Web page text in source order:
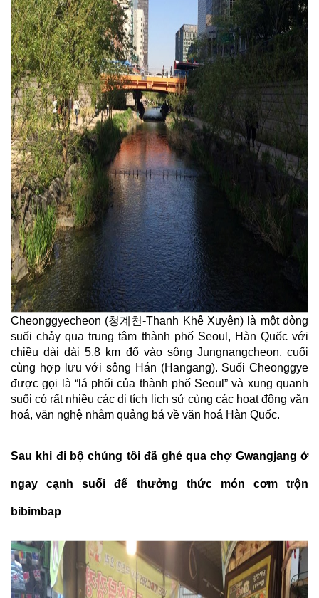
Cheonggyecheon (청계천-Thanh Khê Xuyên) là một dòng
suối chảy qua trung tâm thành phố Seoul, Hàn Quốc với
chiều dài dài 5,8 km đổ vào sông Jungnangcheon, cuối
cùng hợp lưu với sông Hán (Hangang). Suối Cheonggye
được gọi là “lá phổi của thành phố Seoul” và xung quanh
suối có rất nhiều các di tích lịch sử cùng các hoạt động văn
hoá, văn nghệ nhằm quảng bá về văn hoá Hàn Quốc.
Sau khi đi bộ chúng tôi đã ghé qua chợ Gwangjang ở
ngay cạnh suối để thưởng thức món cơm trộn
bibimbap